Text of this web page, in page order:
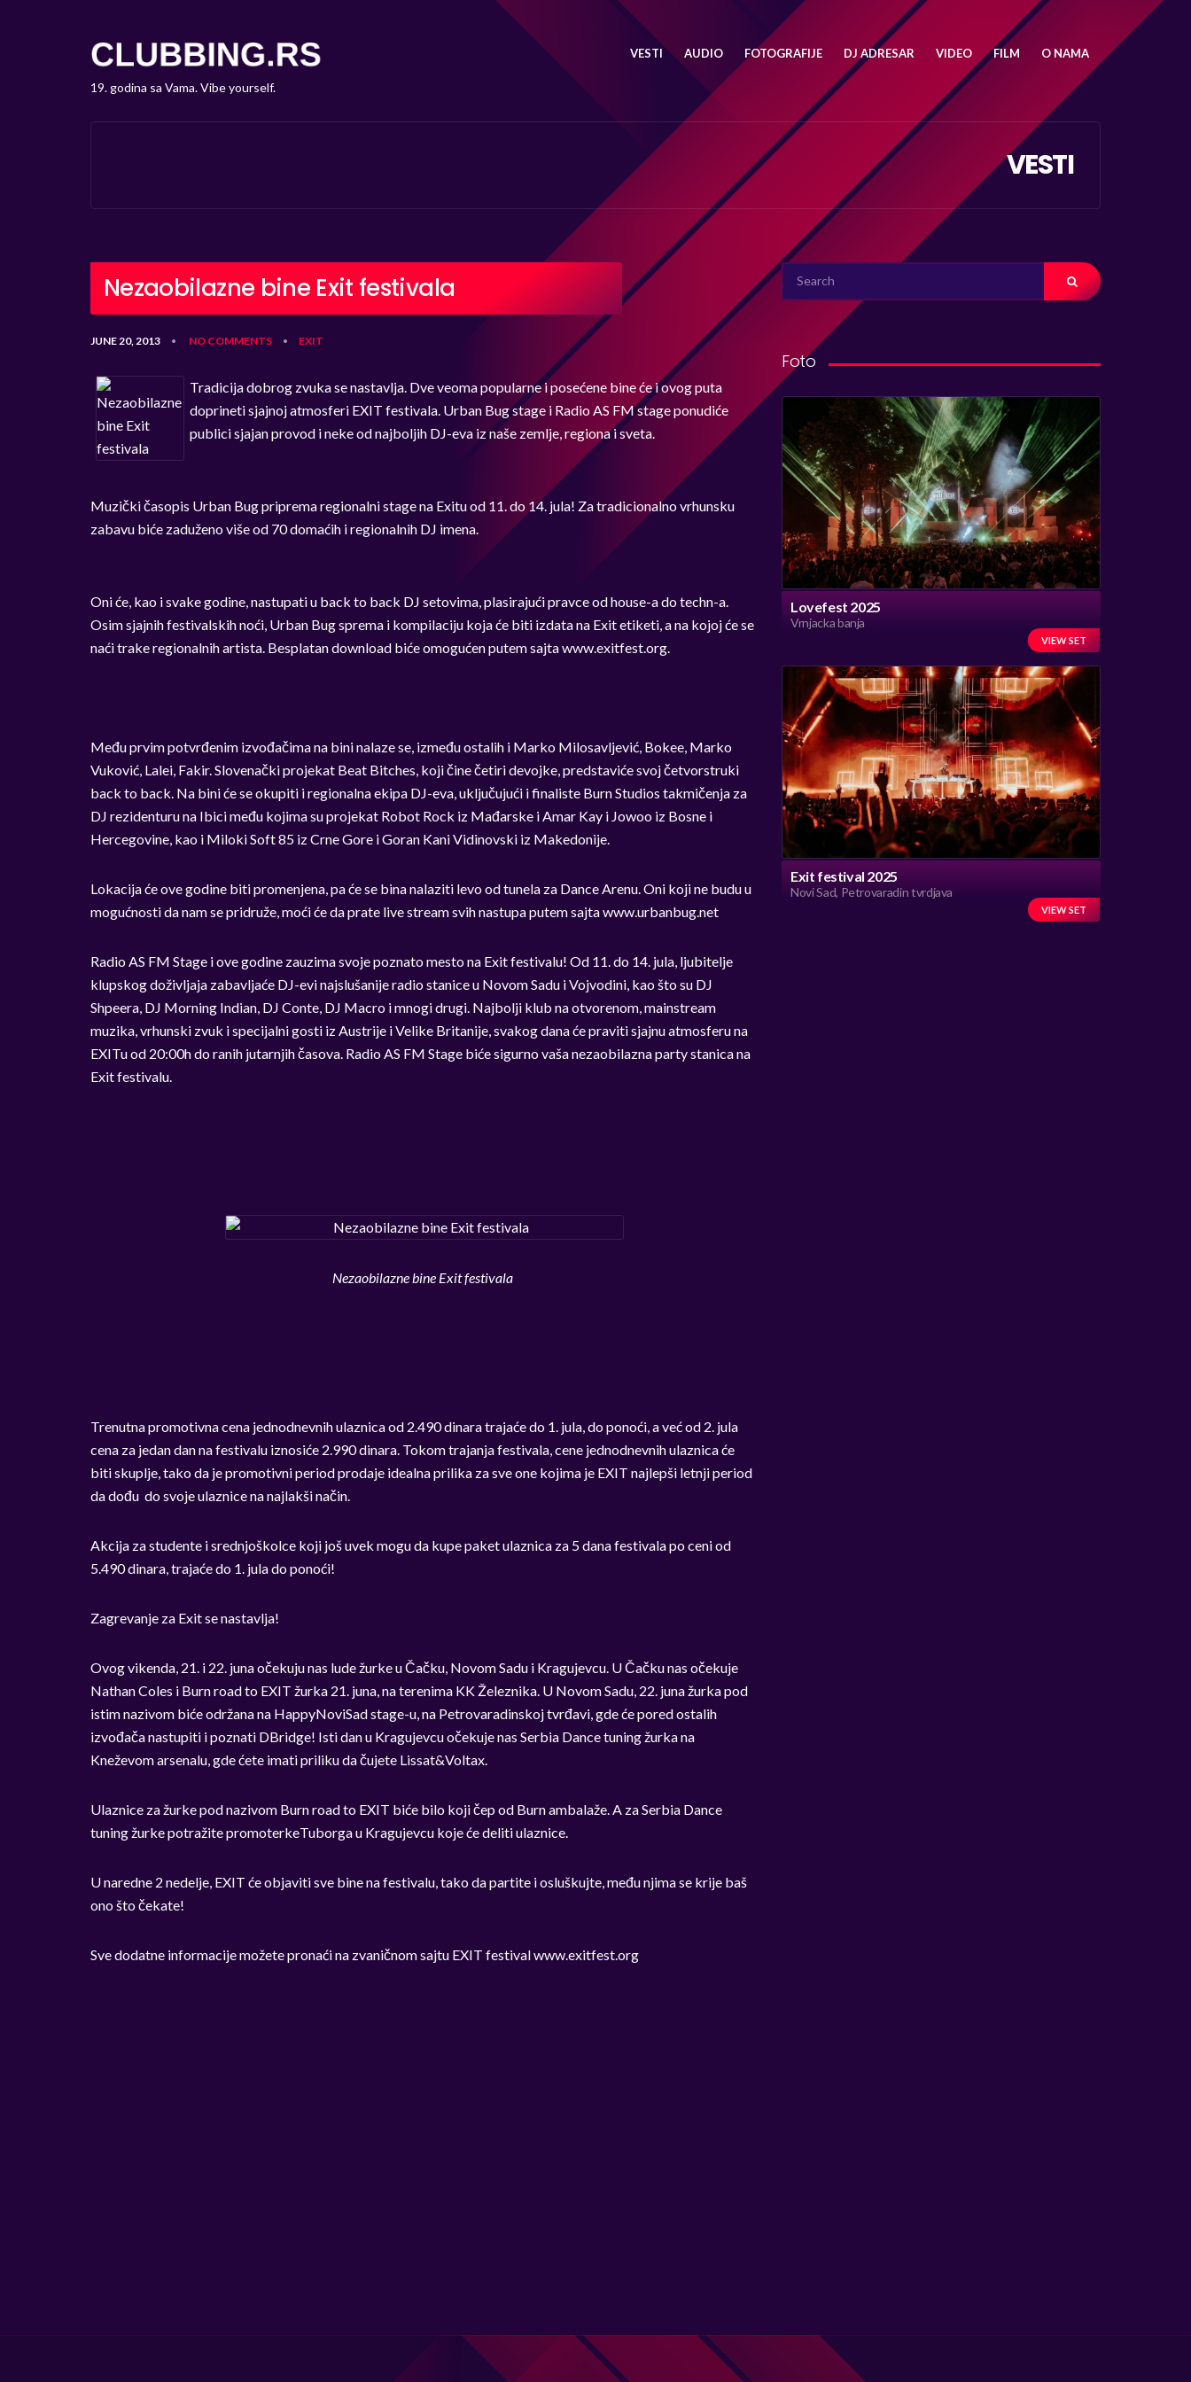
19. godina sa Vama. Vibe yourself.
VESTI AUDIO FOTOGRAFIJE DJ ADRESAR VIDEO FILM O NAMA
VESTI
Nezaobilazne bine Exit festivala
JUNE 20, 2013 • NO COMMENTS • EXIT
Tradicija dobrog zvuka se nastavlja. Dve veoma popularne i posećene bine će i ovog puta
doprineti sjajnoj atmosferi EXIT festivala. Urban Bug stage i Radio AS FM stage ponudiće
publici sjajan provod i neke od najboljih DJ-eva iz naše zemlje, regiona i sveta.
Muzički časopis Urban Bug priprema regionalni stage na Exitu od 11. do 14. jula! Za tradicionalno vrhunsku
zabavu biće zaduženo više od 70 domaćih i regionalnih DJ imena.
Oni će, kao i svake godine, nastupati u back to back DJ setovima, plasirajući pravce od house-a do techn-a.
Osim sjajnih festivalskih noći, Urban Bug sprema i kompilaciju koja će biti izdata na Exit etiketi, a na kojoj će se
naći trake regionalnih artista. Besplatan download biće omogućen putem sajta www.exitfest.org.
Među prvim potvrđenim izvođačima na bini nalaze se, između ostalih i Marko Milosavljević, Bokee, Marko
Vuković, Lalei, Fakir. Slovenački projekat Beat Bitches, koji čine četiri devojke, predstaviće svoj četvorstruki
back to back. Na bini će se okupiti i regionalna ekipa DJ-eva, uključujući i finaliste Burn Studios takmičenja za
DJ rezidenturu na Ibici među kojima su projekat Robot Rock iz Mađarske i Amar Kay i Jowoo iz Bosne i
Hercegovine, kao i Miloki Soft 85 iz Crne Gore i Goran Kani Vidinovski iz Makedonije.
Lokacija će ove godine biti promenjena, pa će se bina nalaziti levo od tunela za Dance Arenu. Oni koji ne budu u
mogućnosti da nam se pridruže, moći će da prate live stream svih nastupa putem sajta www.urbanbug.net
Radio AS FM Stage i ove godine zauzima svoje poznato mesto na Exit festivalu! Od 11. do 14. jula, ljubitelje
klupskog doživljaja zabavljaće DJ-evi najslušanije radio stanice u Novom Sadu i Vojvodini, kao što su DJ
Shpeera, DJ Morning Indian, DJ Conte, DJ Macro i mnogi drugi. Najbolji klub na otvorenom, mainstream
muzika, vrhunski zvuk i specijalni gosti iz Austrije i Velike Britanije, svakog dana će praviti sjajnu atmosferu na
EXITu od 20:00h do ranih jutarnjih časova. Radio AS FM Stage biće sigurno vaša nezaobilazna party stanica na
Exit festivalu.
Nezaobilazne bine Exit festivala
Trenutna promotivna cena jednodnevnih ulaznica od 2.490 dinara trajaće do 1. jula, do ponoći, a već od 2. jula
cena za jedan dan na festivalu iznosiće 2.990 dinara. Tokom trajanja festivala, cene jednodnevnih ulaznica će
biti skuplje, tako da je promotivni period prodaje idealna prilika za sve one kojima je EXIT najlepši letnji period
da dođu do svoje ulaznice na najlakši način.
Akcija za studente i srednjoškolce koji još uvek mogu da kupe paket ulaznica za 5 dana festivala po ceni od
5.490 dinara, trajaće do 1. jula do ponoći!
Zagrevanje za Exit se nastavlja!
Ovog vikenda, 21. i 22. juna očekuju nas lude žurke u Čačku, Novom Sadu i Kragujevcu. U Čačku nas očekuje
Nathan Coles i Burn road to EXIT žurka 21. juna, na terenima KK Železnika. U Novom Sadu, 22. juna žurka pod
istim nazivom biće održana na HappyNoviSad stage-u, na Petrovaradinskoj tvrđavi, gde će pored ostalih
izvođača nastupiti i poznati DBridge! Isti dan u Kragujevcu očekuje nas Serbia Dance tuning žurka na
Kneževom arsenalu, gde ćete imati priliku da čujete Lissat&Voltax.
Ulaznice za žurke pod nazivom Burn road to EXIT biće bilo koji čep od Burn ambalaže. A za Serbia Dance
tuning žurke potražite promoterkeTuborga u Kragujevcu koje će deliti ulaznice.
U naredne 2 nedelje, EXIT će objaviti sve bine na festivalu, tako da partite i osluškujte, među njima se krije baš
ono što čekate!
Sve dodatne informacije možete pronaći na zvaničnom sajtu EXIT festival www.exitfest.org
SEARCH
FOR:
Foto
Lovefest 2025
Vrnjacka banja
VIEW SET
Exit festival 2025
Novi Sad, Petrovaradin tvrdjava
VIEW SET